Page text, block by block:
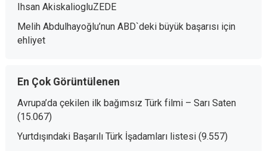
Ihsan AkiskaliogluZEDE
Melih Abdulhayoğlu’nun ABD`deki büyük başarısıiçin
ehliyet
En Çok Görüntülenen
Avrupa’da çekilen ilk bağımsız Türk filmi – Sarı Saten
(15.067)
Yurtdışındaki Başarılı Türk İşadamları listesi (9.557)